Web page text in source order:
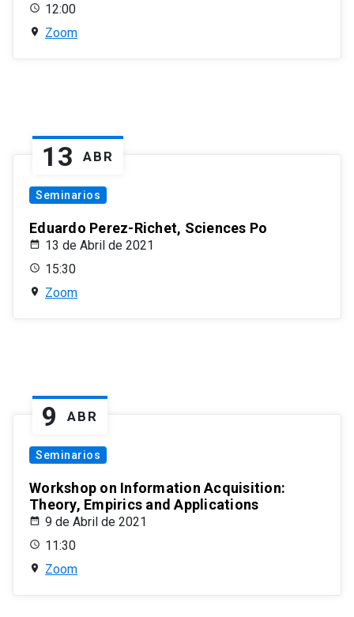
12:00
Zoom
13 ABR
Seminarios
Eduardo Perez-Richet, Sciences Po
13 de Abril de 2021
15:30
Zoom
9 ABR
Seminarios
Workshop on Information Acquisition:
Theory, Empirics and Applications
9 de Abril de 2021
11:30
Zoom